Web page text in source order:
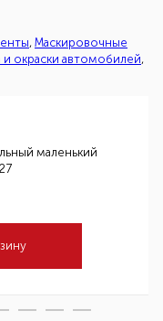
, Маскировочные
окраски автомобилей,
маленький